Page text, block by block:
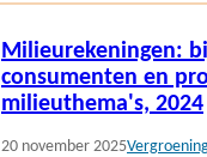
Milieurekeningen:
consumenten en
milieuthema's, 2024
20 november 2025